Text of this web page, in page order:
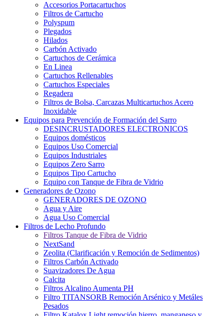
Accesorios Portacartuchos
Filtros de Cartucho
Polyspum
Plegados
Hilados
Carbón Activado
Cartuchos de Cerámica
En Linea
Cartuchos Rellenables
Cartuchos Especiales
Regadera
Filtros de Bolsa, Carcazas Multicartuchos Acero
Inoxidable
Equipos para Prevención de Formación del Sarro
DESINCRUSTADORES ELECTRONICOS
Equipos domésticos
Equipos Uso Comercial
Equipos Industriales
Equipos Zero Sarro
Equipos Tipo Cartucho
Equipo con Tanque de Fibra de Vidrio
Generadores de Ozono
GENERADORES DE OZONO
Agua y Aire
Agua Uso Comercial
Filtros de Lecho Profundo
Filtros Tanque de Fibra de Vidrio
NextSand
Zeolita (Clarificación y Remoción de Sedimentos)
Filtros Carbón Activado
Suavizadores De Agua
Calcita
Filtros Alcalino Aumenta PH
Filtro TITANSORB Remoción Arsénico y Metáles
Pesados